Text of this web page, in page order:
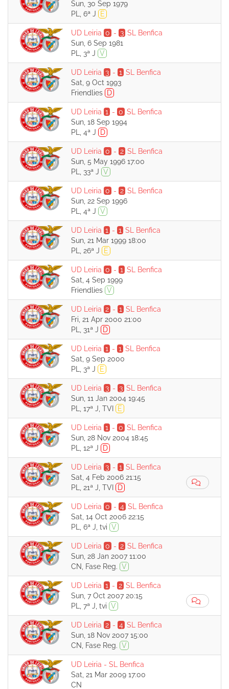
Sun, 30 Sep 1979
PL, 6ª J
E
UD Leiria 0 - 3 SL Benfica
Sun, 6 Sep 1981
PL, 3ª J V
UD Leiria 3 - 1 SL Benfica
Sat, 9 Oct 1993
Friendlies
D
UD Leiria 1 - 0 SL Benfica
Sun, 18 Sep 1994
PL, 4ª J
D
UD Leiria 0 - 2 SL Benfica
Sun, 5 May 1996 17:00
PL, 33ª J V
UD Leiria 0 - 2 SL Benfica
Sun, 22 Sep 1996
PL, 4ª J V
UD Leiria 1 - 1 SL Benfica
Sun, 21 Mar 1999 18:00
PL, 26ª J
E
UD Leiria 0 - 1 SL Benfica
Sat, 4 Sep 1999
Friendlies V
UD Leiria 2 - 1 SL Benfica
Fri, 21 Apr 2000 21:00
PL, 31ª J
D
UD Leiria 1 - 1 SL Benfica
Sat, 9 Sep 2000
PL, 3ª J
E
UD Leiria 3 - 3 SL Benfica
Sun, 11 Jan 2004 19:45
PL, 17ª J, TVI
E
UD Leiria 1 - 0 SL Benfica
Sun, 28 Nov 2004 18:45
PL, 12ª J
D
UD Leiria 3 - 1 SL Benfica
Sat, 4 Feb 2006 21:15
PL, 21ª J, TVI
D
UD Leiria 0 - 4 SL Benfica
Sat, 14 Oct 2006 22:15
PL, 6ª J, tvi V
UD Leiria 0 - 2 SL Benfica
Sun, 28 Jan 2007 11:00
CN, Fase Reg. V
UD Leiria 1 - 2 SL Benfica
Sun, 7 Oct 2007 20:15
PL, 7ª J, tvi V
UD Leiria 2 - 4 SL Benfica
Sun, 18 Nov 2007 15:00
CN, Fase Reg. V
UD Leiria - SL Benfica
Sat, 21 Mar 2009 17:00
CN